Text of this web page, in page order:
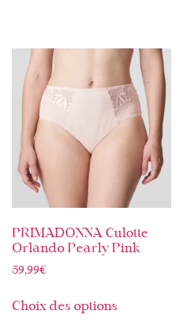
PRIMADONNA Culotte
Orlando Pearly Pink
59,99€
Choix des options